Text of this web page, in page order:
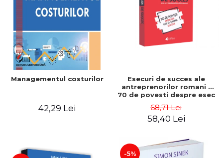
Managementul costurilor
42,29 Lei
Esecuri de succes ale
antreprenorilor romani -
70 de povesti despre esec
68,71 Lei
58,40 Lei
-5%